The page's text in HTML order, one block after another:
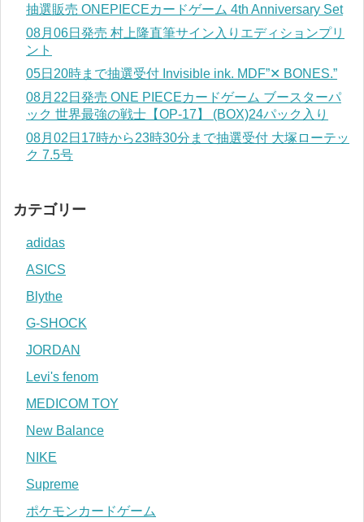
抽選販売 ONEPIECEカードゲーム 4th Anniversary Set
08月06日発売 村上隆直筆サイン入りエディションプリ
ント
05日20時まで抽選受付 Invisible ink. MDF”✕ BONES.”
08月22日発売 ONE PIECEカードゲーム ブースターパ
ック 世界最強の戦士【OP-17】 (BOX)24パック入り
08月02日17時から23時30分まで抽選受付 大塚ローテッ
ク 7.5号
カテゴリー
adidas
ASICS
Blythe
G-SHOCK
JORDAN
Levi's fenom
MEDICOM TOY
New Balance
NIKE
Supreme
ポケモンカードゲーム